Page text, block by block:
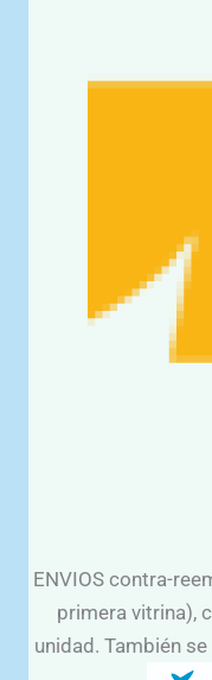
ENVIOS contra-
primera vitrina),
unidad. También